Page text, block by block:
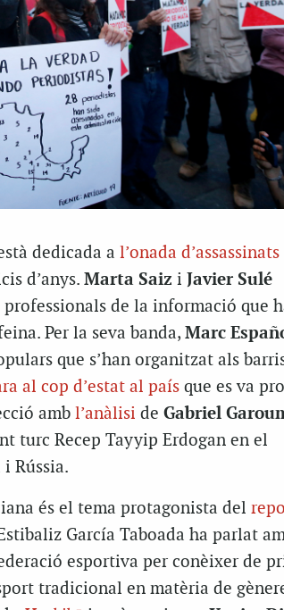
dedicada a l’onada d’assassinats
d’anys. Marta Saiz i Javier Sulé
de la informació que
Per la seva banda, Marc
que s’han organitzat als
al cop d’estat al paísque es va
amb l’anàlisi de Gabriel
turc Recep Tayyip Erdogan en el
Rússia.
és el tema protagonista del
García Taboada ha parlat
esportiva per conèixer de
tradicional en matèria de